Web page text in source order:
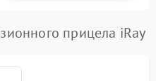
прицела iRay